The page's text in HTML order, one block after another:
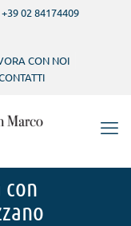
+39 02 84174409
CON NOI